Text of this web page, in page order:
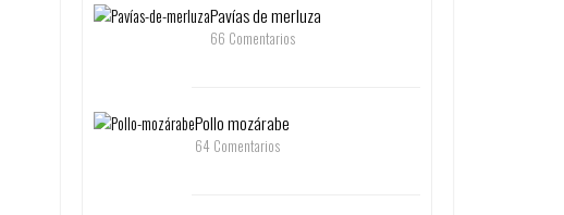
Pavías de merluza
66 Comentarios
Pollo mozárabe
64 Comentarios